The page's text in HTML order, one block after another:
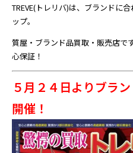
TREVE(トレリバ)は、ブランドに
ップ。
質屋・ブランド品買取・販売店で
心保証！
５月２４日よりブラ
開催！